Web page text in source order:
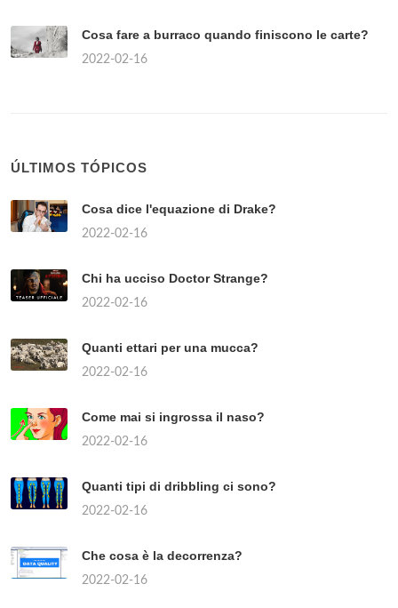
Cosa fare a burraco quando finiscono le carte?
2022-02-16
ÚLTIMOS TÓPICOS
Cosa dice l'equazione di Drake?
2022-02-16
Chi ha ucciso Doctor Strange?
2022-02-16
Quanti ettari per una mucca?
2022-02-16
Come mai si ingrossa il naso?
2022-02-16
Quanti tipi di dribbling ci sono?
2022-02-16
Che cosa è la decorrenza?
2022-02-16